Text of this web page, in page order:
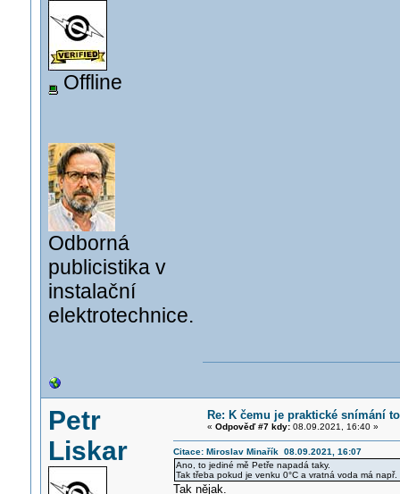
Offline
Odborná
publicistika v
instalační
elektrotechnice.
Petr
Liskar
Re: K čemu je praktické snímání
« Odpověď #7 kdy:08.09.2021, 16:40 »
Citace: Miroslav Minařík 08.09.2021, 16:07
Ano, to jediné mě Petře napadá taky.
Tak třeba pokud je venku 0°C a vratná voda má
Tak nějak.